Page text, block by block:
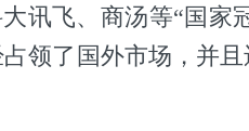
讯飞、商汤等“国家
领了国外市场，并